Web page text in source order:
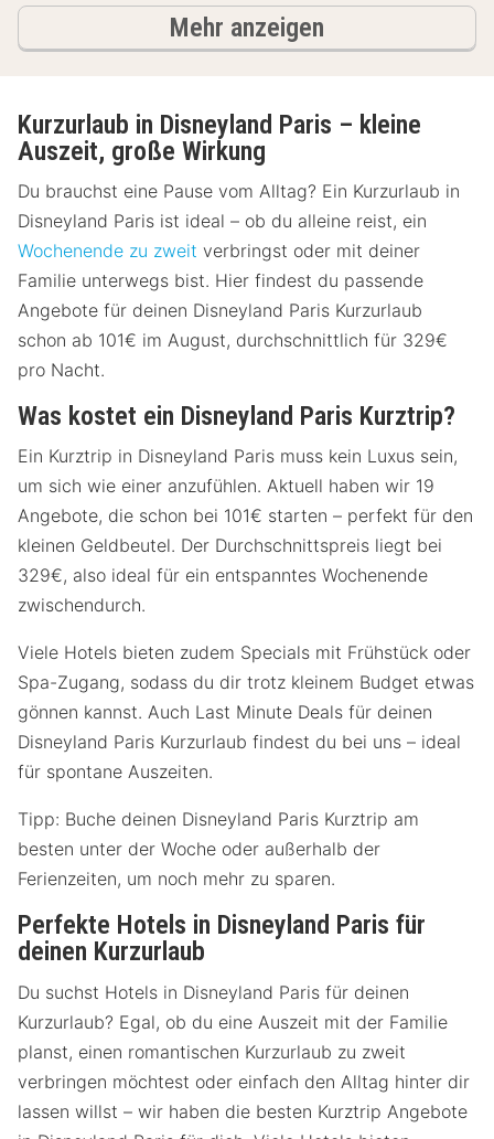
Mehr anzeigen
Kurzurlaub in Disneyland Paris – kleine
Auszeit, große Wirkung
Du brauchst eine Pause vom Alltag? Ein Kurzurlaub in
Disneyland Paris ist ideal – ob du alleine reist, ein
Wochenende zu zweit verbringst oder mit deiner
Familie unterwegs bist. Hier findest du passende
Angebote für deinen Disneyland Paris Kurzurlaub
schon ab 101€ im August, durchschnittlich für 329€
pro Nacht.
Was kostet ein Disneyland Paris Kurztrip?
Ein Kurztrip in Disneyland Paris muss kein Luxus sein,
um sich wie einer anzufühlen. Aktuell haben wir 19
Angebote, die schon bei 101€ starten – perfekt für den
kleinen Geldbeutel. Der Durchschnittspreis liegt bei
329€, also ideal für ein entspanntes Wochenende
zwischendurch.
Viele Hotels bieten zudem Specials mit Frühstück oder
Spa-Zugang, sodass du dir trotz kleinem Budget etwas
gönnen kannst. Auch Last Minute Deals für deinen
Disneyland Paris Kurzurlaub findest du bei uns – ideal
für spontane Auszeiten.
Tipp: Buche deinen Disneyland Paris Kurztrip am
besten unter der Woche oder außerhalb der
Ferienzeiten, um noch mehr zu sparen.
Perfekte Hotels in Disneyland Paris für
deinen Kurzurlaub
Du suchst Hotels in Disneyland Paris für deinen
Kurzurlaub? Egal, ob du eine Auszeit mit der Familie
planst, einen romantischen Kurzurlaub zu zweit
verbringen möchtest oder einfach den Alltag hinter dir
lassen willst – wir haben die besten Kurztrip Angebote